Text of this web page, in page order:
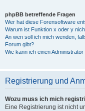
phpBB betreffende Fragen
Wer hat diese Forensoftware
Warum ist Funktion x oder y
An wen soll ich mich wenden,
Forum gibt?
Wie kann ich einen
Registrierung und
Wozu muss ich mich
Eine Registrierung ist nicht